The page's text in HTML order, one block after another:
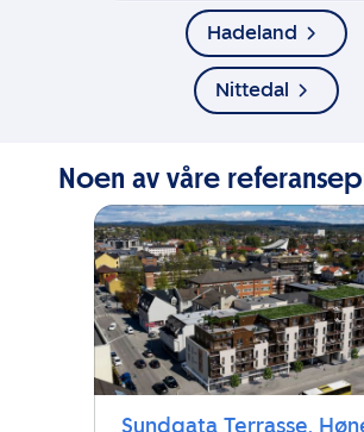
Hadeland
Nittedal
Noen av våre
Sundgata Terrasse,